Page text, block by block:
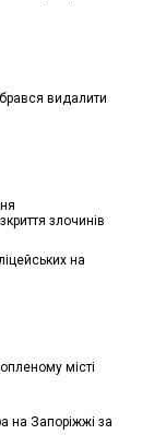
видалити
злочинів
на
місті
на Запоріжжі за